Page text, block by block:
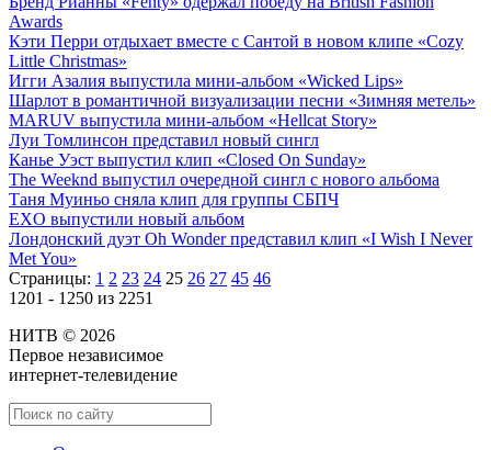
Awards
Кэти Перри отдыхает вместе с Сантой в новом клипе «Cozy
Little Christmas»
Игги Азалия выпустила мини-альбом «Wicked Lips»
Шарлот в романтичной визуализации песни «Зимняя метель»
MARUV выпустила мини-альбом «Hellcat Story»
Луи Томлинсон представил новый сингл
Канье Уэст выпустил клип «Closed On Sunday»
The Weeknd выпустил очередной сингл с нового альбома
Таня Муиньо сняла клип для группы СБПЧ
EXO выпустили новый альбом
Лондонский дуэт Oh Wonder представил клип «I Wish I Never
Met You»
Страницы: 1 2 23 24 25 26 27 45 46
1201 - 1250 из 2251
НИТВ © 2026
Первое независимое
интернет-телевидение